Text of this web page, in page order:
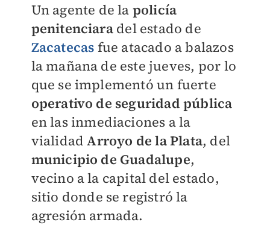
Un agente de la policía
penitenciaradel estado de
Zacatecas fue atacado a balazos
la mañana de este jueves, por lo
que se implementó un fuerte
operativo de seguridad pública
en las inmediaciones a la
vialidadArroyo de la Plata, del
municipio de Guadalupe,
vecino a la capital del estado,
sitio donde se registró la
agresión armada.